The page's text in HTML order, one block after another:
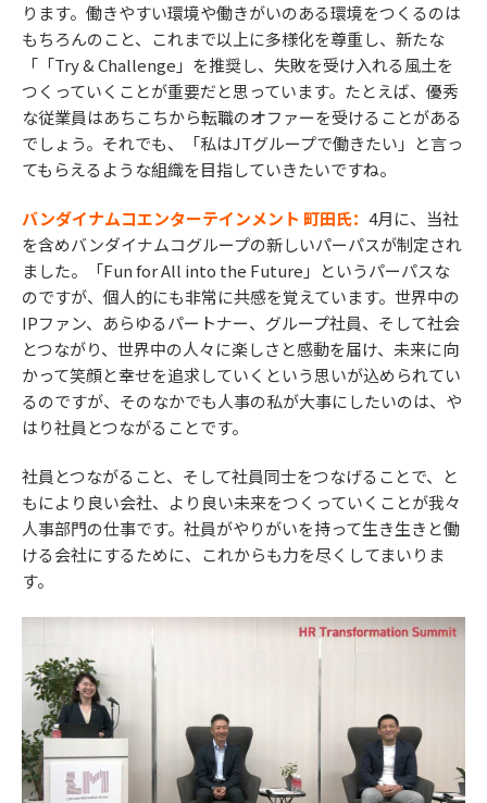
ります。働きやすい環境や働きがいのある環境をつくるのは
もちろんのこと、これまで以上に多様化を尊重し、新たな
「「Try & Challenge」を推奨し、失敗を受け入れる風土を
つくっていくことが重要だと思っています。たとえば、優秀
な従業員はあちこちから転職のオファーを受けることがある
でしょう。それでも、「私はJTグループで働きたい」と言っ
てもらえるような組織を目指していきたいですね。
バンダイナムコエンターテインメント 町田氏： 4月に、当社
を含めバンダイナムコグループの新しいパーパスが制定され
ました。「Fun for All into the Future」というパーパスな
のですが、個人的にも非常に共感を覚えています。世界中の
IPファン、あらゆるパートナー、グループ社員、そして社会
とつながり、世界中の人々に楽しさと感動を届け、未来に向
かって笑顔と幸せを追求していくという思いが込められてい
るのですが、そのなかでも人事の私が大事にしたいのは、や
はり社員とつながることです。
社員とつながること、そして社員同士をつなげることで、と
もにより良い会社、より良い未来をつくっていくことが我々
人事部門の仕事です。社員がやりがいを持って生き生きと働
ける会社にするために、これからも力を尽くしてまいりま
す。